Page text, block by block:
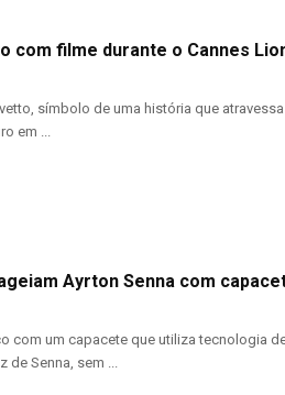
com filme durante o Cannes
símbolo de uma história que
em ...
Ayrton Senna com
com um capacete que utiliza tecnologia
de Senna, sem ...